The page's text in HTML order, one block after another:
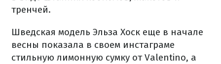
тренчей.
Шведская модель Эльза Хоск еще в начале
весны показала в своем инстаграме
стильную лимонную сумку от Valentino, а